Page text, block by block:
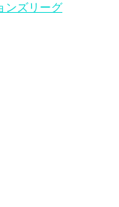
ンズリーグ